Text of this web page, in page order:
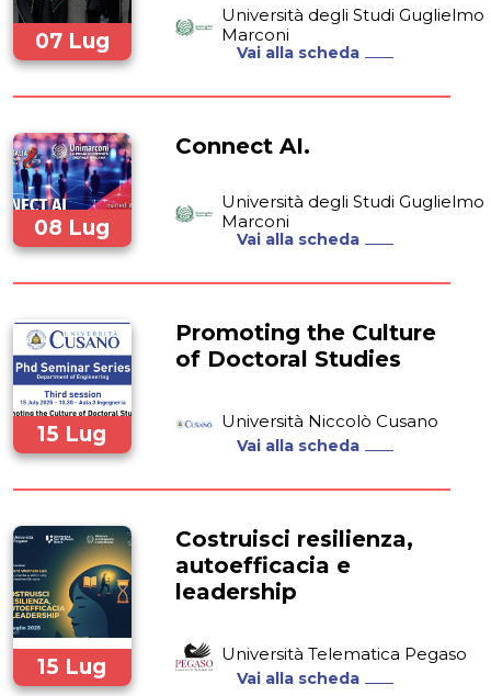
07 Lug
Università degli Studi Guglielmo
Marconi
Vai alla scheda
08 Lug
Connect AI.
Università degli Studi Guglielmo
Marconi
Vai alla scheda
15 Lug
Promoting the Culture
of Doctoral Studies
Università Niccolò Cusano
Vai alla scheda
15 Lug
Costruisci resilienza,
autoefficacia e
leadership
Università Telematica Pegaso
Vai alla scheda